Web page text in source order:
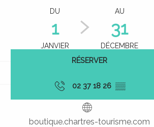
DU
1
JANVIER
AU
31
DÉCEMBRE
RÉSERVER
02 37 18 26 ▒▒
boutique.chartres-tourisme.com